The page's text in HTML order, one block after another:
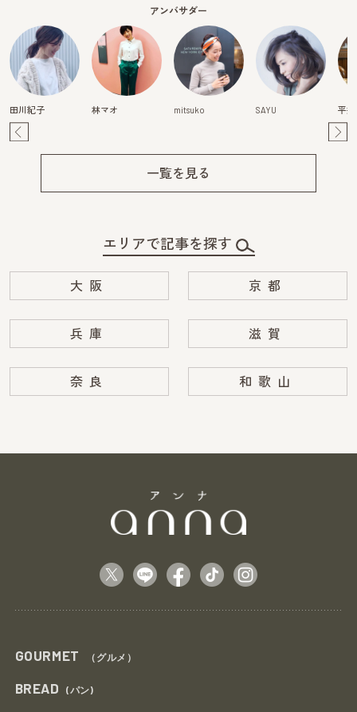
アンバサダー
田川紀子 林マオ mitsuko SAYU 平
一覧を見る
エリアで記事を探す
大阪 京都
兵庫 滋賀
奈良 和歌山
GOURMET （グルメ）
BREAD (パン)